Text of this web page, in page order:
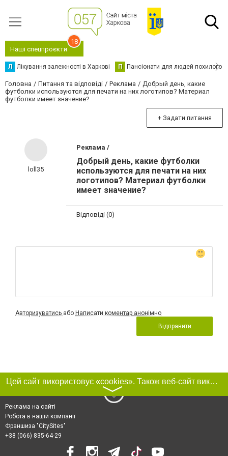
Наші спецпроєкти
18
Л Лікування залежності в Харкові П Пансіонати для людей похилого
Головна Питання та відповіді Реклама
Добрый день, какие
футболки используются для печати на них логотипов? Материал
футболки имеет значение?
+ Задати питання
loll35
Реклама /
Добрый день, какие футболки
используются для печати на них
логотипов? Материал футболки
имеет значение?
Відповіді (0)
Авторизуватись або Написати коментар анонімно
Відправити
Цей сайт використовує «cookies». Також веб-сайт використовує інтернет-сервіс для збору технічних даних стосовно відвідувачів з метою отримання маркетингової та статистичної інформації. Умови обробки даних відвідувачів сайту див.
〉
Реклама на сайті
Робота в нашій компанії
Франшиза "CitySites"
+38 (066) 835-64-29